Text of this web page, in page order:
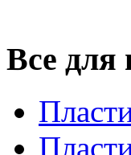
Все для